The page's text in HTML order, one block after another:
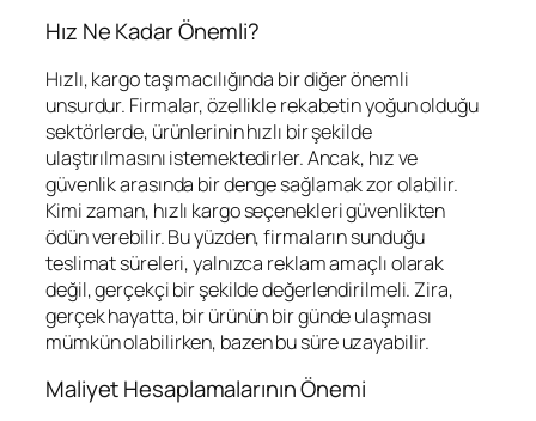
Hız Ne Kadar Önemli?
Hızlı, kargo taşımacılığında bir diğer önemli
unsurdur. Firmalar, özellikle rekabetin yoğun olduğu
sektörlerde, ürünlerinin hızlı bir şekilde
ulaştırılmasını istemektedirler. Ancak, hız ve
güvenlik arasında bir denge sağlamak zor olabilir.
Kimi zaman, hızlı kargo seçenekleri güvenlikten
ödün verebilir. Bu yüzden, firmaların sunduğu
teslimat süreleri, yalnızca reklam amaçlı olarak
değil, gerçekçi bir şekilde değerlendirilmeli. Zira,
gerçek hayatta, bir ürünün bir günde ulaşması
mümkün olabilirken, bazen bu süre uzayabilir.
Maliyet Hesaplamalarının Önemi